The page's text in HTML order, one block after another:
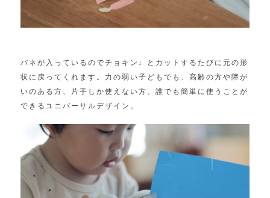
バネが入っているのでチョキン♩
とカットするたびに元の形
状に戻ってくれます。
力の弱い子どもでも、高齢の方や障が
いのある方、
片手しか使えない方、 誰でも簡単に使うことが
できるユニバーサルデザイン。